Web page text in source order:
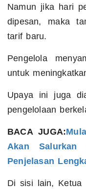
Namun jika hari
dipesan, maka
tarif baru.
Pengelola
untuk
Upaya ini juga
pengelolaan
BACA JUGA:
Akan
Penjelasan
Di sisi lain, Ketua